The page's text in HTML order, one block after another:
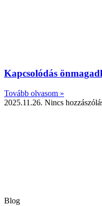
Kapcsolódás
Tovább olvasom »
2025.11.26. Nincs
Blog